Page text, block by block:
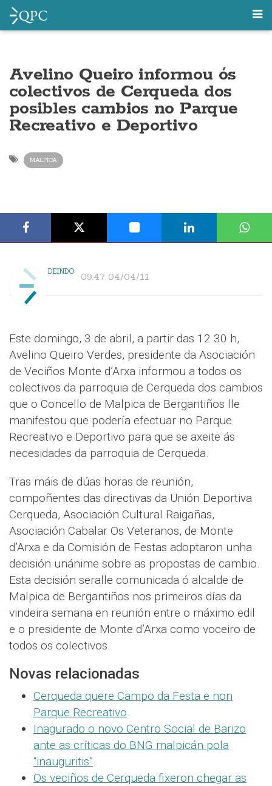
Avelino Queiro informou ós
colectivos de Cerqueda dos
posibles cambios no Parque
Recreativo e Deportivo
MALPICA
DEINDO 09:47 04/04/11
Este domingo, 3 de abril, a partir das 12.30 h,
Avelino Queiro Verdes, presidente da Asociación
de Veciños Monte d’Arxa informou a todos os
colectivos da parroquia de Cerqueda dos cambios
que o Concello de Malpica de Bergantiños lle
manifestou que podería efectuar no Parque
Recreativo e Deportivo para que se axeite ás
necesidades da parroquia de Cerqueda.
Tras máis de dúas horas de reunión,
compoñentes das directivas da Unión Deportiva
Cerqueda, Asociación Cultural Raigañas,
Asociación Cabalar Os Veteranos, de Monte
d’Arxa e da Comisión de Festas adoptaron unha
decisión unánime sobre as propostas de cambio.
Esta decisión seralle comunicada ó alcalde de
Malpica de Bergantiños nos primeiros días da
vindeira semana en reunión entre o máximo edil
e o presidente de Monte d’Arxa como voceiro de
todos os colectivos.
Novas relacionadas
Cerqueda quere Campo da Festa e non
Parque Recreativo.
Inagurado o novo Centro Social de Barizo
ante as críticas do BNG malpicán pola
“inauguritis”.
Os veciños de Cerqueda fixeron chegar as